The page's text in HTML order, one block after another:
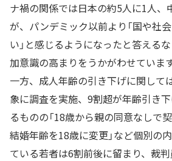
ナ禍の関係では日本の約5人に1人、
が、パンデミック以前より「国や社
い」と感じるようになったと答える
加意識の高まりをうかがわせています
一方、成人年齢の引き下げに関して
象に調査を実施、9割超が年齢引き
るものの「18歳から親の同意なしで
結婚年齢を18歳に変更」など個別の
ている若者は6割前後に留まり、裁